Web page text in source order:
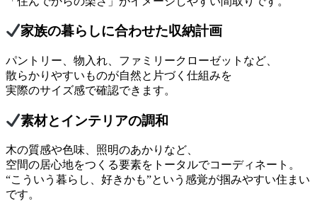
家族の暮らしに合わせた収納計画
パントリー、物入れ、ファミリークローゼットなど、
散らかりやすいものが自然と片づく仕組みを
実際のサイズ感で確認できます。
素材とインテリアの調和
木の質感や色味、照明のあかりなど、
空間の居心地をつくる要素をトータルでコーディネート。
“こういう暮らし、好きかも”という感覚が掴みやすい住まい
です。